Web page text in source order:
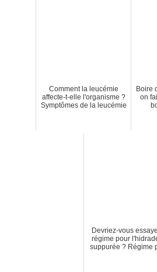
Comment la leucémie
affecte-t-elle l'organisme ?
Symptômes de la leucémie
Boire
on
Devriez-vous
régime pour
suppurée ? Régime